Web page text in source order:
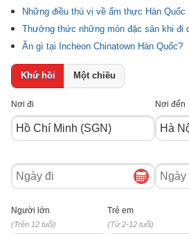
Những điều thú vị về ẩm thực Hàn
Thưởng thức những món đặc sản khi đi
Ăn gì tại Incheon Chinatown Hàn Quốc?
Khứ hồi Một chiều
Nơi đi Nơi đến
Ngày
đi
Ngày
về
Người lớn
(Trên 12 tuổi)
Trẻ em
(Từ 2-12 tuổi)